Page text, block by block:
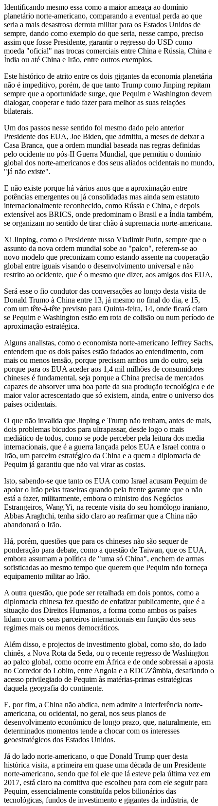
Identificando mesmo essa como a maior ameaça ao domínio
planetário norte-americano, comparando a eventual perda ao que
seria a mais desastrosa derrota militar para os Estados Unidos de
sempre, dando como exemplo do que seria, nesse campo, preciso
assim que fosse Presidente, garantir o regresso do USD como
moeda "oficial" nas trocas comerciais entre China e Rússia, China e
Índia ou até China e Irão, entre outros exemplos.
Este histórico de atrito entre os dois gigantes da economia planetária
não é impeditivo, porém, de que tanto Trump como Jinping repitam
sempre que a oportunidade surge, que Pequim e Washington devem
dialogar, cooperar e tudo fazer para melhor as suas relações
bilaterais.
Um dos passos nesse sentido foi mesmo dado pelo anterior
Presidente dos EUA, Joe Biden, que admitiu, a meses de deixar a
Casa Branca, que a ordem mundial baseada nas regras definidas
pelo ocidente no pós-II Guerra Mundial, que permitiu o domínio
global dos norte-americanos e dos seus aliados ocidentais no mundo,
"já não existe".
E não existe porque há vários anos que a aproximação entre
potências emergentes ou já consolidadas mas ainda sem estatuto
internacionalmente reconhecido, como Rússia e China, e depois
extensível aos BRICS, onde predominam o Brasil e a Índia também,
se organizam no sentido de tirar chão à supremacia norte-americana.
Xi Jinping, como o Presidente russo Vladimir Putin, sempre que o
assunto da nova ordem mundial sobe ao "palco", referem-se ao
novo modelo que preconizam como estando assente na cooperação
global entre iguais visando o desenvolvimento universal e não
restrito ao ocidente, que é o mesmo que dizer, aos amigos dos EUA,
Será esse o fio condutor das conversações ao longo desta visita de
Donald Trumo à China entre 13, já mesmo no final do dia, e 15,
com um tête-à-tête previsto para Quinta-feira, 14, onde ficará claro
se Pequim e Washington estão em rota de colisão ou num período de
aproximação estratégica.
Alguns analistas, como o economista norte-americano Jeffrey Sachs,
entendem que os dois países estão fadados ao entendimento, com
mais ou menos tensão, porque precisam ambos um do outro, seja
porque para os EUA aceder aos 1,4 mil milhões de consumidores
chineses é fundamental, seja porque a China precisa de mercados
capazes de absorver uma boa parte da sua produção tecnológica e de
maior valor acrescentado que só existem, ainda, entre o universo dos
países ocidentais.
O que não invalida que Jinping e Trump não tenham, antes de mais,
dois problemas bicudos para ultrapassar, desde logo o mais
mediático de todos, como se pode perceber pela leitura dos media
internacionais, que é a guerra lançada pelos EUA e Israel contra o
Irão, um parceiro estratégico da China e a quem a diplomacia de
Pequim já garantiu que não vai virar as costas.
Isto, sabendo-se que tanto os EUA como Israel acusam Pequim de
apoiar o Irão pelas traseiras quando pela frente garante que o não
está a fazer, militarmente, embora o ministro dos Negócios
Estrangeiros, Wang Yi, na recente visita do seu homólogo iraniano,
Abbas Araghchi, tenha sido claro ao reafirmar que a China não
abandonará o Irão.
Há, porém, questões que para os chineses não são sequer de
ponderação para debate, como a questão de Taiwan, que os EUA,
embora assumam a política de "uma só China", enchem de armas
sofisticadas ao mesmo tempo que querem que Pequim não forneça
equipamento militar ao Irão.
A outra questão, que pode ser retalhada em dois pontos, como a
diplomacia chinesa fez questão de enfatizar publicamente, que é a
situação dos Direitos Humanos, a forma como ambos os países
lidam com os seus parceiros internacionais em função dos seus
regimes mais ou menos democráticos.
Além disso, e projectos de investimento global, como são, do lado
chinês, a Nova Rota da Seda, ou o recente regresso de Washington
ao palco global, como ocorre em África e de onde sobressai a aposta
no Corredor do Lobito, entre Angola e a RDC/Zâmbia, desafiando o
acesso privilegiado de Pequim às matérias-primas estratégicas
daquela geografia do continente.
E, por fim, a China não abdica, nem admite a interferência norte-
americana, ou ocidental, no geral, nos seus planos de
desenvolvimento económico de longo prazo, que, naturalmente, em
determinados momentos tende a chocar com os interesses
geoestratégicos dos Estados Unidos.
Já do lado norte-americano, o que Donald Trump quer desta
histórica visita, a primeira em quase uma década de um Presidente
norte-americano, sendo que foi ele que lá esteve pela última vez em
2017, está claro na comitiva que escolheu para com ele seguir para
Pequim, essencialmente constituída pelos bilionários das
tecnológicas, fundos de investimento e gigantes da indústria, de